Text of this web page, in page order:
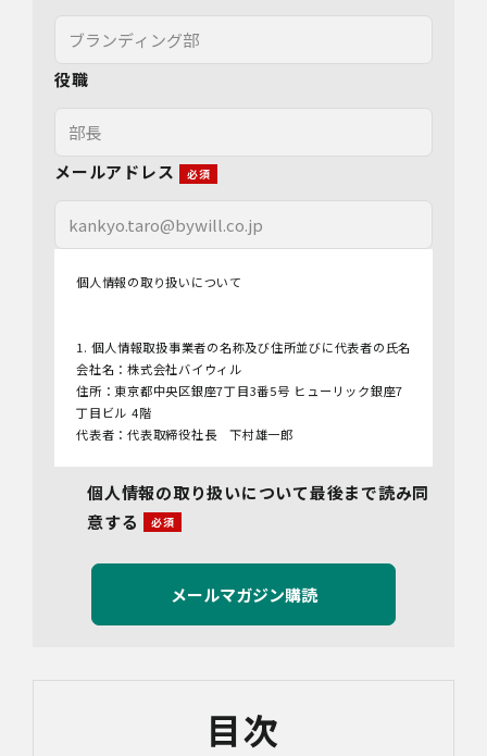
役職
メールアドレス
個人情報の取り扱いについて
1. 個人情報取扱事業者の名称及び住所並びに代表者の氏名
会社名：株式会社バイウィル
住所：東京都中央区銀座7丁目3番5号 ヒューリック銀座7
丁目ビル 4階
代表者：代表取締役社長 下村雄一郎
管理者名：管理部長
連絡先：info@bywill.co.jp
3.利用目的
当社で取り扱う個人情報（個人情報保護法第2条第1項によ
り定義された「個人情報」をいい、以下同様とします。）
の利用目的は以下のとおりです。個人情報の提供は任意で
望・お問い合わせ内容・ご意見等の正確な把握、今後の
サービス向上等のために、録音・録画させていただく場合
個人情報の取り扱いについて最後まで読み同
意する
目次